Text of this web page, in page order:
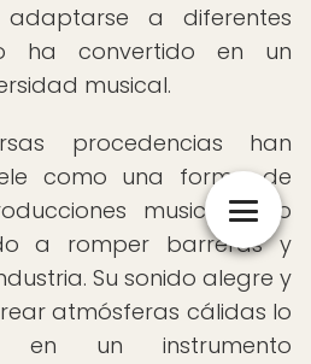
a diferentes
ha convertido en un
musical.
procedencias han
como una forma de
musicales, lo
a romper barreras y
Su sonido alegre y
atmósferas cálidas lo
en un instrumento